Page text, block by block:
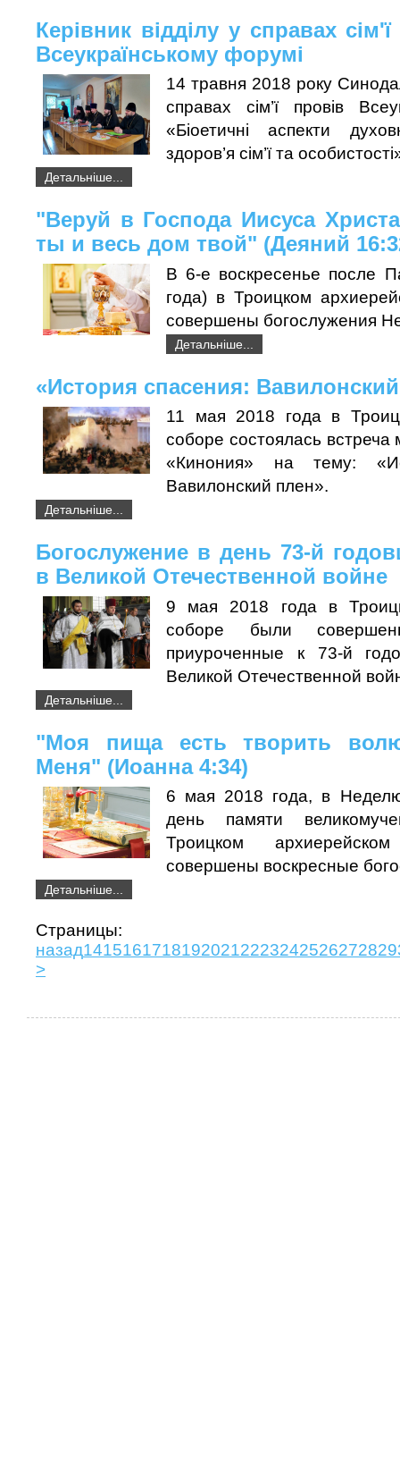
Керівник відділу у справах
Всеукраїнському форумі
14 травня 2018 року
справах сім’ї провів
«Біоетичні аспекти
здоров’я сім’ї та
Детальніше...
"Веруй в Господа Иисуса
ты и весь дом твой" (Деяний
В 6-е воскресенье после
года) в Троицком
совершены богослужения
Детальніше...
«История спасения:
11 мая 2018 года в
соборе состоялась встреча
«Кинония» на тему:
Вавилонский плен».
Детальніше...
Богослужение в день 73-й
в Великой Отечественной войне
9 мая 2018 года в
соборе были
приуроченные к 73-й
Великой Отечественной
Детальніше...
"Моя пища есть творить
Меня" (Иоанна 4:34)
6 мая 2018 года, в
день памяти
Троицком
совершены воскресные
Детальніше...
назад14151617181920212223242526272829
>